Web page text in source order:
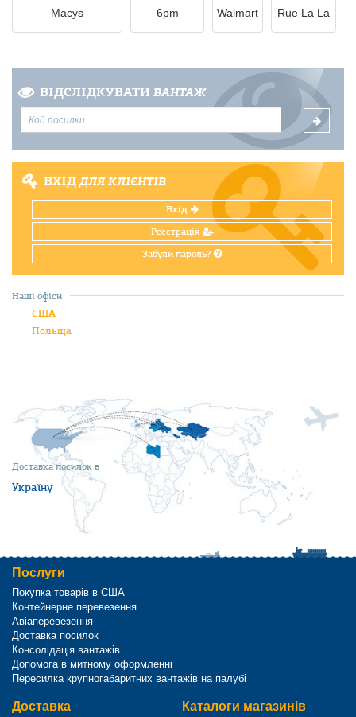
Macys 6pm Walmart Rue La La
ВІДСЛІДКУВАТИ ВАНТАЖ
ВХІДДЛЯ КЛІЄНТІВ
Вхід
Реєстрація
Забули пароль?
Доставка посилок в
Україну
Наші офіси
США
Польща
Послуги
Покупка товарів в США
Контейнерне перевезення
Авіаперевезення
Доставка посилок
Консолідація вантажів
Допомога в митному оформленні
Пересилка крупногабаритних вантажів на палубі
Доставка Каталоги магазинів